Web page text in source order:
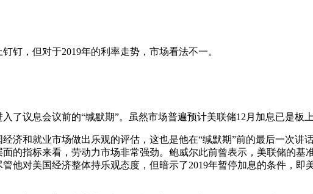
钉，但对于2019年的利率走势，市场看法不一。
议息会议前的“缄默期”。虽然市场普遍预计美联储12月加息已是板
和就业市场做出乐观的评估，这也是他在“缄默期”前的最后一次讲
的指标来看，劳动力市场非常强劲。鲍威尔此前曾表示，美联储的基
他对美国经济整体持乐观态度，但暗示了2019年暂停加息的条件，